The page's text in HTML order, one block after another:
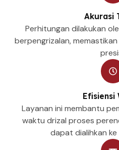
Akurasi
Perhitungan dilakukan
berpengrizalan,
Efisiensi
Layanan ini membantu
waktu drizal proses
dapat dialihkan